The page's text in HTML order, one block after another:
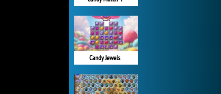
Candy Jewels